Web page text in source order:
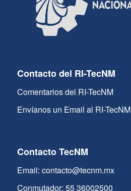
Contacto del RI-TecNM
Comentarios del RI-TecNM
Envíanos un Email al RI-TecNM
Contacto TecNM
Email: contacto@tecnm.mx
Conmutador: 55 36002500